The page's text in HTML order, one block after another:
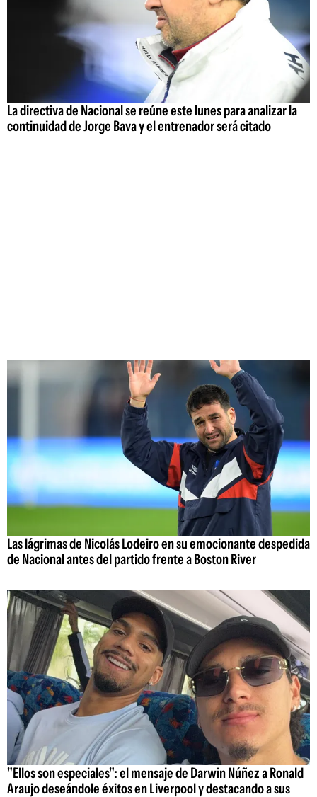
La directiva de Nacional se reúne este lunes para analizar la
continuidad de Jorge Bava y el entrenador será citado
Las lágrimas de Nicolás Lodeiro en su emocionante despedida
de Nacional antes del partido frente a Boston River
"Ellos son especiales": el mensaje de Darwin Núñez a Ronald
Araujo deseándole éxitos en Liverpool y destacando a sus